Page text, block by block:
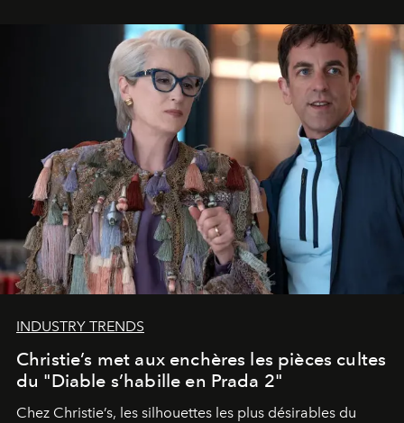
INDUSTRY TRENDS
Christie’s met aux enchères les pièces cultes
du "Diable s’habille en Prada 2"
Chez Christie’s, les silhouettes les plus désirables du